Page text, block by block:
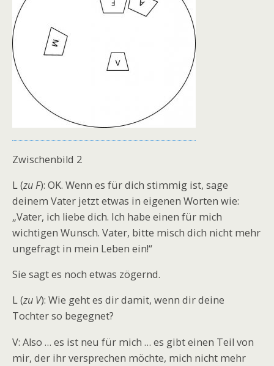
Zwischenbild 2
L (zu F): OK. Wenn es für dich stimmig ist, sage
deinem Vater jetzt etwas in eigenen Worten wie:
„Vater, ich liebe dich. Ich habe einen für mich
wichtigen Wunsch. Vater, bitte misch dich nicht mehr
ungefragt in mein Leben ein!“
Sie sagt es noch etwas zögernd.
L (zu V): Wie geht es dir damit, wenn dir deine
Tochter so begegnet?
V: Also … es ist neu für mich … es gibt einen Teil von
mir, der ihr versprechen möchte, mich nicht mehr